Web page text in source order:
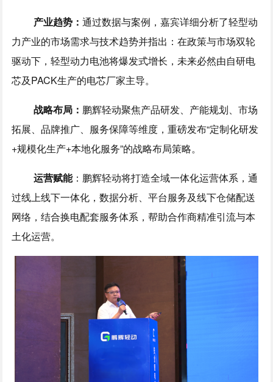
产业趋势：通过数据与案例，嘉宾详细分析了轻型动
力产业的市场需求与技术趋势并指出：在政策与市场双轮
驱动下，轻型动力电池将爆发式增长，未来必然由自研电
芯及PACK生产的电芯厂家主导。
战略布局： 鹏辉轻动聚焦产品研发、产能规划、市场
拓展、品牌推广、服务保障等维度，重磅发布“定制化研发
+规模化生产+本地化服务”的战略布局策略。
运营赋能：鹏辉轻动将打造全域一体化运营体系，通
过线上线下一体化，数据分析、平台服务及线下仓储配送
网络，结合换电配套服务体系，帮助合作商精准引流与本
土化运营。